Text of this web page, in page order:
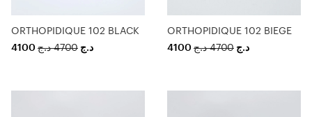
ORTHOPIDIQUE 102 BLACK
4100
د.ج 4700 د.ج
ORTHOPIDIQUE 102 BIEGE
4100
د.ج 4700 د.ج